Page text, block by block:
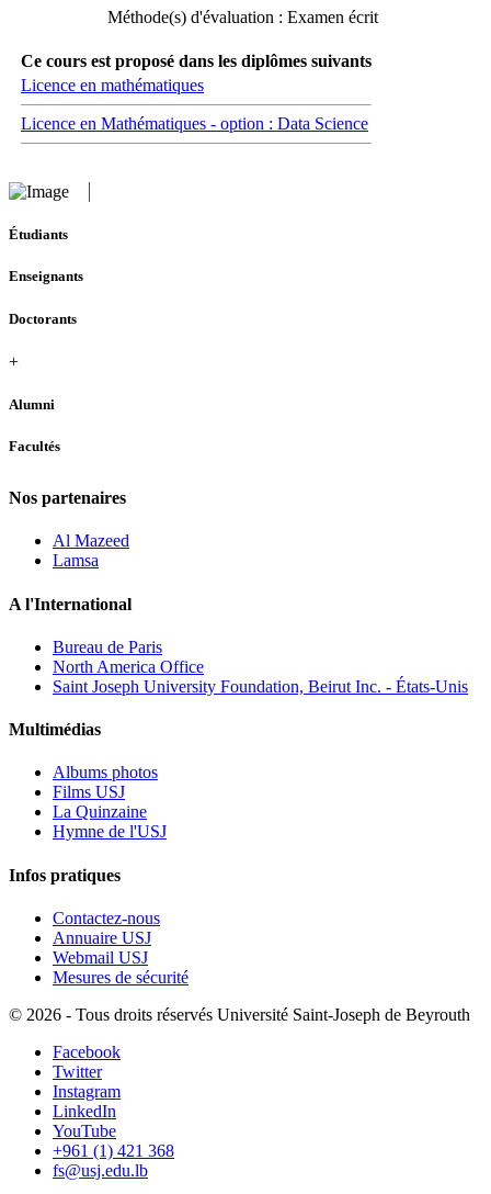
Méthode(s) d'évaluation : Examen écrit
Ce cours est proposé dans les diplômes suivants
Licence en mathématiques
Licence en Mathématiques - option : Data Science
Étudiants
Enseignants
Doctorants
+
Alumni
Facultés
Nos partenaires
Al Mazeed
Lamsa
A l'International
Bureau de Paris
North America Office
Saint Joseph University Foundation, Beirut Inc. - États-Unis
Multimédias
Albums photos
Films USJ
La Quinzaine
Hymne de l'USJ
Infos pratiques
Contactez-nous
Annuaire USJ
Webmail USJ
Mesures de sécurité
© 2026 - Tous droits réservés Université Saint-Joseph de Beyrouth
Facebook
Twitter
Instagram
LinkedIn
YouTube
+961 (1) 421 368
fs@usj.edu.lb